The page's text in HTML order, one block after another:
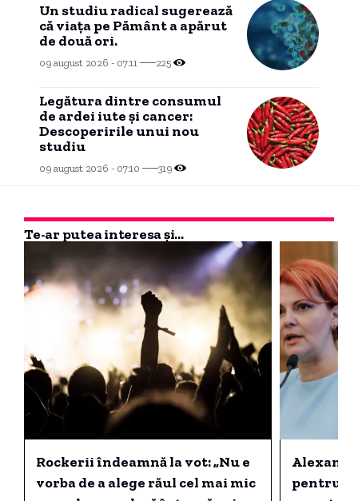
Un studiu radical sugerează
că viața pe Pământ a apărut
de două ori.
09 august 2026 - 07:11 225
Legătura dintre consumul
de ardei iute și cancer:
Descoperirile unui nou
studiu
09 august 2026 - 07:10 319
Te-ar putea interesa și...
Rockerii îndeamnă la vot: „Nu e
vorba de a alege răul cel mai mic
pentru